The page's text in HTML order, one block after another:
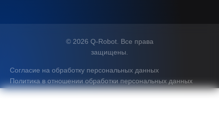
© 2026 Q-Robot. Все права
защищены.
Согласие на обработку персональных данных
Политика в отношении обработки персональных данных